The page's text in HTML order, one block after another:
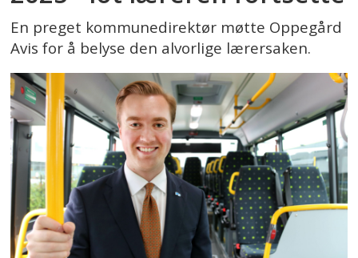
En preget kommunedirektør møtte Oppegård
Avis for å belyse den alvorlige lærersaken.